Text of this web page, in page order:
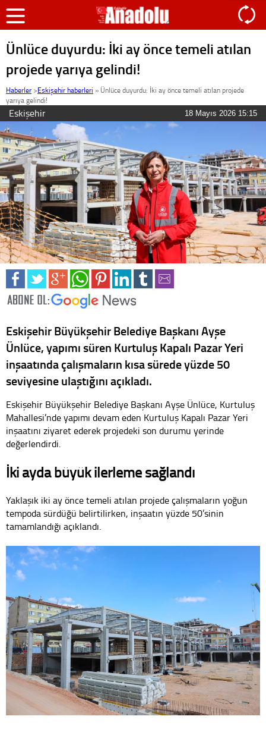
Ünlüce duyurdu: İki ay önce temeli atılan
projede yarıya gelindi!
Haberler >Eskişehir haberleri » Ünlüce duyurdu: İki ay önce temeli atılan projede
yarıya gelindi!
Eskişehir 18 Mayıs 2026 15:15
Eskişehir Büyükşehir Belediye Başkanı Ayşe
Ünlüce, yapımı süren Kurtuluş Kapalı Pazar Yeri
inşaatında çalışmaların kısa sürede yüzde 50
seviyesine ulaştığını açıkladı.
Eskişehir Büyükşehir Belediye Başkanı Ayşe Ünlüce, Kurtuluş
Mahallesi’nde yapımı devam eden Kurtuluş Kapalı Pazar Yeri
inşaatını ziyaret ederek projedeki son durumu yerinde
değerlendirdi.
İki ayda büyük ilerleme sağlandı
Yaklaşık iki ay önce temeli atılan projede çalışmaların yoğun
tempoda sürdüğü belirtilirken, inşaatın yüzde 50’sinin
tamamlandığı açıklandı.